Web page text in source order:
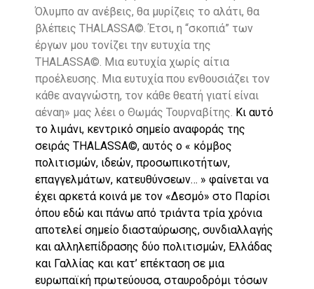
Όλυμπο αν ανέβεις, θα μυρίζεις το αλάτι, θα
βλέπεις THALASSA©. Έτσι, η “σκοπιά” των
έργων μου τονίζει την ευτυχία της
THALASSA©. Μια ευτυχία χωρίς αίτια
προέλευσης. Μια ευτυχία που ενθουσιάζει τον
κάθε αναγνώστη, τον κάθε θεατή γιατί είναι
αέναη» μας λέει ο Θωμάς Τουρναβίτης. Κι αυτό
το λιμάνι, κεντρικό σημείο αναφοράς της
σειράς THALASSA©, αυτός ο « κόμβος
πολιτισμών, ιδεών, προσωπικοτήτων,
επαγγελμάτων, κατευθύνσεων… » φαίνεται να
έχει αρκετά κοινά με τον «Δεσμό» στο Παρίσι
όπου εδώ και πάνω από τριάντα τρία χρόνια
αποτελεί σημείο διασταύρωσης, συνδιαλλαγής
και αλληλεπίδρασης δύο πολιτισμών, Ελλάδας
και Γαλλίας και κατ’ επέκταση σε μια
ευρωπαϊκή πρωτεύουσα, σταυροδρόμι τόσων